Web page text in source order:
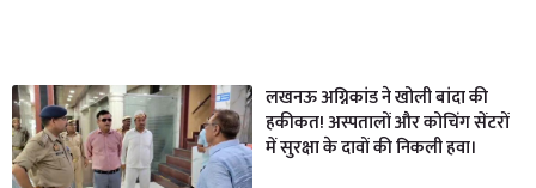
लखनऊ अग्निकांड ने खोली बांदा की
हकीकत! अस्पतालों और कोचिंग सेंटरों
में सुरक्षा के दावों की निकली हवा।